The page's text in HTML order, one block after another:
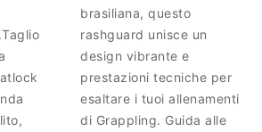
brasiliana, questo
rashguard unisce un
design vibrante e
prestazioni tecniche per
esaltare i tuoi allenamenti
di Grappling. Guida alle